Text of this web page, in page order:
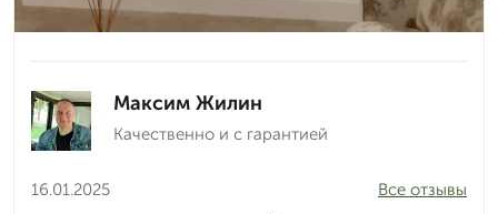
Максим Жилин
Качественно и с гарантией
16.01.2025
Все отзывы